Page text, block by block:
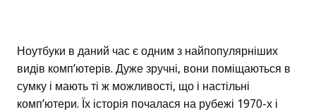
Ноутбуки в даний час є одним з найпопулярніших
видів комп’ютерів. Дуже зручні, вони поміщаються в
сумку і мають ті ж можливості, що і настільні
комп’ютери. Їх історія почалася на рубежі 1970-х і